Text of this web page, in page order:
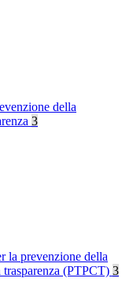
della
3
la prevenzione della
(PTPCT) 3